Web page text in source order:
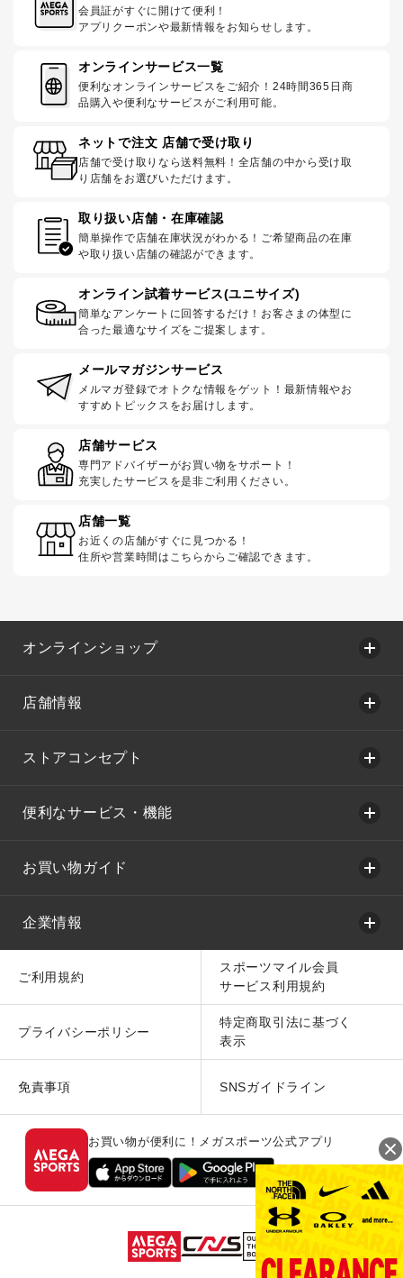
会員証がすぐに開けて便利！
アプリクーポンや最新情報をお知らせします。
オンラインサービス一覧
便利なオンラインサービスをご紹介！24時間365日商
品購入や便利なサービスがご利用可能。
ネットで注文 店舗で受け取り
店舗で受け取りなら送料無料！全店舗の中から受け取
り店舗をお選びいただけます。
取り扱い店舗・在庫確認
簡単操作で店舗在庫状況がわかる！ご希望商品の在庫
や取り扱い店舗の確認ができます。
オンライン試着サービス(ユニサイズ)
簡単なアンケートに回答するだけ！お客さまの体型に
合った最適なサイズをご提案します。
メールマガジンサービス
メルマガ登録でオトクな情報をゲット！最新情報やお
すすめトピックスをお届けします。
店舗サービス
専門アドバイザーがお買い物をサポート！
充実したサービスを是非ご利用ください。
店舗一覧
お近くの店舗がすぐに見つかる！
住所や営業時間はこちらからご確認できます。
オンラインショップ
店舗情報
ストアコンセプト
便利なサービス・機能
お買い物ガイド
企業情報
ご利用規約
スポーツマイル会員
サービス利用規約
プライバシーポリシー
特定商取引法に基づく
表示
免責事項 SNSガイドライン
お買い物が便利に！メガスポーツ公式アプリ